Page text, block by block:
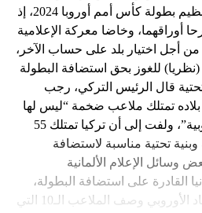
معركة شرسة للفوز بحق تنظيم بطولة كأس أمم أوروبا 2024، إذ
أوراقهما، وخاضا معركة الإعلامية
من أجل اختيار بلد على حساب الآخر،
للغوز بحق استضافة البطولة
قال الرئيس التركي، رجب
بلاده تمتلك ملاعب ضخمة “ليس لها
مثيل في بعض الدول الأوروبية”، ولفت إلى أن تركيا تمتلك 55
تحتية مناسبة لاستضافة
وسائل الإعلام الألمانية
القادرة على استضافة البطولة،
وأشارت بعضها إلى أن الاتحاد الأوروبي وصف الملاعب الـ10 التي